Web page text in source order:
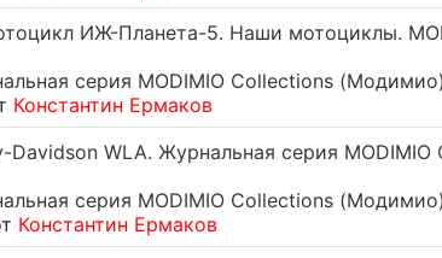
ИЖ-Планета-5. Наши мотоциклы.
серия MODIMIO Collections
Константин Ермаков
WLA. Журнальная серия
серия MODIMIO Collections
Константин Ермаков